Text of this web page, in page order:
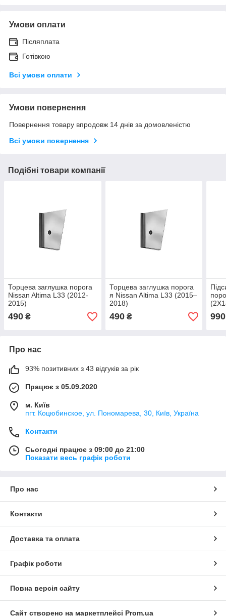
Умови оплати
Післяплата
Готівкою
Всі умови оплати
Умови повернення
Повернення товару впродовж 14 днів за домовленістю
Всі умови повернення
Подібні товари компанії
Торцева заглушка порога
Nissan Altima L33 (2012-
2015)
490 ₴
Торцева заглушка порога
я Nissan Altima L33 (2015–
2018)
490₴
L33
990
Про нас
93% позитивних з 43 відгуків за рік
Працює з 05.09.2020
м. Київ
пгт. Коцюбинское, ул. Пономарева, 30, Київ, Україна
Контакти
Сьогодні працює з 09:00 до 21:00
Показати весь графік роботи
Про нас
Контакти
Доставка та оплата
Графік роботи
Повна версія сайту
Сайт створено на маркетплейсі Prom.ua